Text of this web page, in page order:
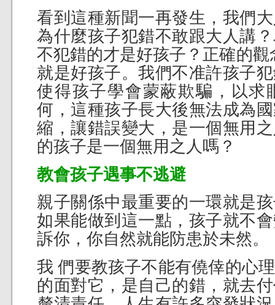
看到這種新聞一再發生，我們
為什麼孩子犯錯不敢跟大人講
不犯錯的才是好孩子？正確的
就是好孩子。我們不准許孩子
使得孩子學會蒙蔽欺騙，以求
何，這種孩子長大後無法成為
縮，讓錯誤變大，是一個無用
的孩子是一個無用之人嗎？
教會孩子遇事不逃避
親子關係中最重要的一環就是
如果能做到這一點，孩子就不
訴你，你自然就能防患於未然。
我 們要教孩子不能有僥倖的心
的面對它，是自己的錯，就去